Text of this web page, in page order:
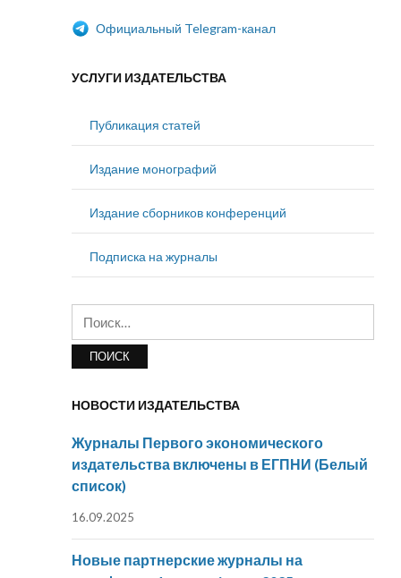
Официальный Telegram-канал
УСЛУГИ ИЗДАТЕЛЬСТВА
Публикация статей
Издание монографий
Издание сборников конференций
Подписка на журналы
НОВОСТИ ИЗДАТЕЛЬСТВА
Журналы Первого экономического
издательства включены в ЕГПНИ (Белый
список)
16.09.2025
Новые партнерские журналы на